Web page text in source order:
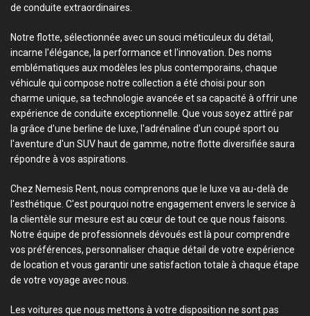
de conduite extraordinaires.
Notre flotte, sélectionnée avec un souci méticuleux du détail,
incarne l'élégance, la performance et l'innovation. Des noms
emblématiques aux modèles les plus contemporains, chaque
véhicule qui compose notre collection a été choisi pour son
charme unique, sa technologie avancée et sa capacité à offrir une
expérience de conduite exceptionnelle. Que vous soyez attiré par
la grâce d'une berline de luxe, l'adrénaline d'un coupé sport ou
l'aventure d'un SUV haut de gamme, notre flotte diversifiée saura
répondre à vos aspirations.
Chez Nemesis Rent, nous comprenons que le luxe va au-delà de
l'esthétique. C'est pourquoi notre engagement envers le service à
la clientèle sur mesure est au cœur de tout ce que nous faisons.
Notre équipe de professionnels dévoués est là pour comprendre
vos préférences, personnaliser chaque détail de votre expérience
de location et vous garantir une satisfaction totale à chaque étape
de votre voyage avec nous.
Les voitures que nous mettons à votre disposition ne sont pas